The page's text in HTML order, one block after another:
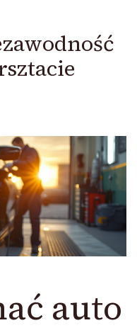
auto